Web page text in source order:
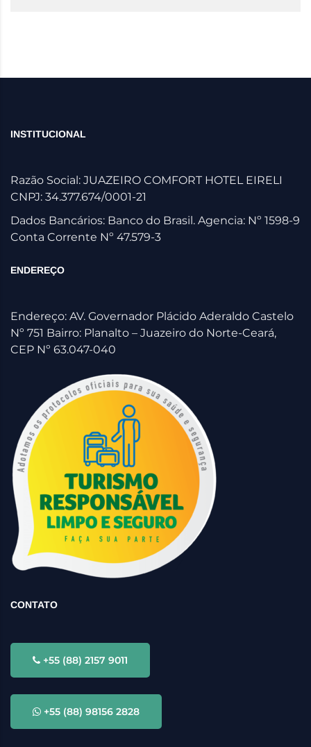
INSTITUCIONAL
Razão Social: JUAZEIRO COMFORT HOTEL EIRELI
CNPJ: 34.377.674/0001-21
Dados Bancários: Banco do Brasil. Agencia: Nº 1598-9
Conta Corrente Nº 47.579-3
ENDEREÇO
Endereço: AV. Governador Plácido Aderaldo Castelo
Nº 751 Bairro: Planalto – Juazeiro do Norte-Ceará,
CEP Nº 63.047-040
CONTATO
+55 (88) 2157 9011
+55 (88) 98156 2828